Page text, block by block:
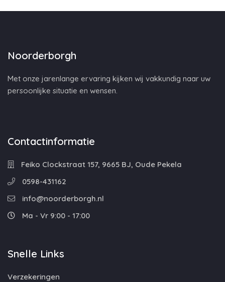
Noorderborgh
Met onze jarenlange ervaring kijken wij vakkundig naar uw
persoonlijke situatie en wensen.
Contactinformatie
Feiko Clockstraat 157, 9665 BJ, Oude Pekela
0598-431162
info@noorderborgh.nl
Ma - Vr 9:00 - 17:00
Snelle Links
Verzekeringen